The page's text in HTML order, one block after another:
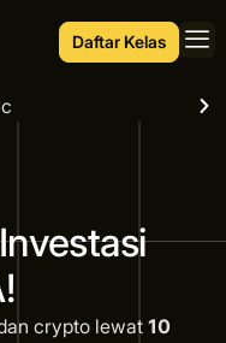
Daftar Kelas
crypto lewat 10